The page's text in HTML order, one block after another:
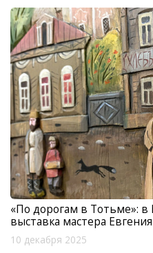
«По дорогам в Тотьме»: в
выставка мастера
10 декабря 2025